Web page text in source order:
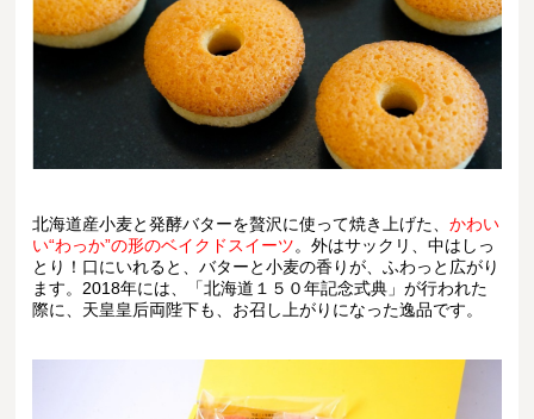
北海道産小麦と発酵バターを贅沢に使って焼き上げた、かわい
い“わっか”の形のベイクドスイーツ。外はサックリ、中はしっ
とり！口にいれると、バターと小麦の香りが、ふわっと広がり
ます。2018年には、「北海道１５０年記念式典」が行われた
際に、天皇皇后両陛下も、お召し上がりになった逸品です。